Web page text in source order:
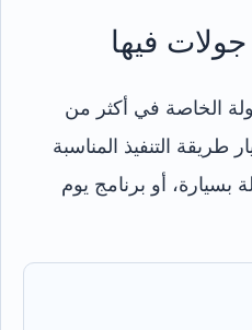
فيها
الخاصة في أكثر من
طريقة التنفيذ المناسبة
أو برنامج يوم